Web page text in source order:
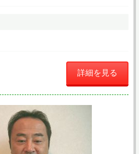
詳細を見る